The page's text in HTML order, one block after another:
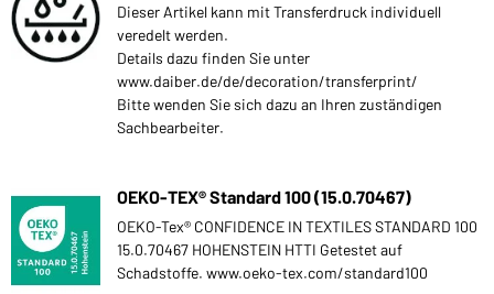
Dieser Artikel kann mit Transferdruck individuell
veredelt werden.
Details dazu finden Sie unter
www.daiber.de/de/decoration/transferprint/
Bitte wenden Sie sich dazu an Ihren zuständigen
Sachbearbeiter.
OEKO-TEX® Standard 100 (15.0.70467)
OEKO-Tex® CONFIDENCE IN TEXTILES STANDARD 100
15.0.70467 HOHENSTEIN HTTI Getestet auf
Schadstoffe. www.oeko-tex.com/standard100